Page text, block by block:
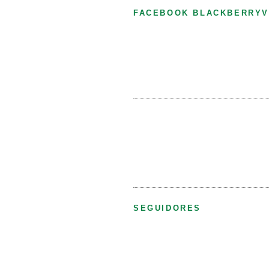
FACEBOOK
SEGUIDORES